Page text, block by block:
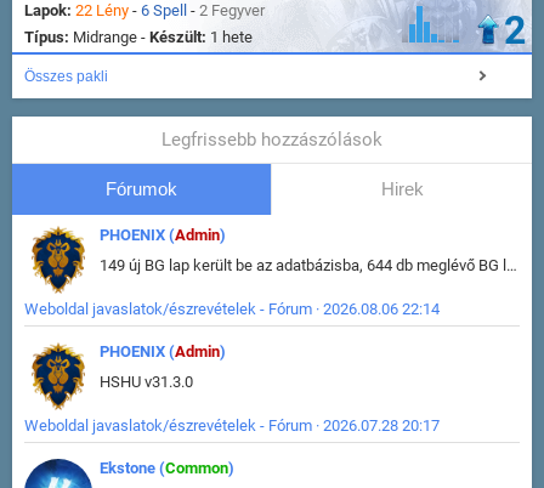
Lapok: 22 Lény - 6 Spell - 2 Fegyver
Típus: Midrange - Készült: 1 hete 2
Összes pakli
Legfrissebb hozzászólások
Fórumok Hirek
PHOENIX (Admin)
149 új BG lap került be az adatbázisba, 644 db meglévő BG lap módosult, bekerültek az új képek a megváltozott lapokhoz is.
Weboldal javaslatok/észrevételek - Fórum · 2026.08.06 22:14
PHOENIX (Admin)
HSHU v31.3.0
Weboldal javaslatok/észrevételek - Fórum · 2026.07.28 20:17
Ekstone (Common)